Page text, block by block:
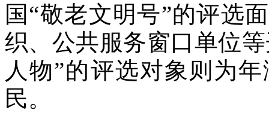
国“敬老文明号”的评选
织、公共服务窗口单位
人物”的评选对象则为
民。